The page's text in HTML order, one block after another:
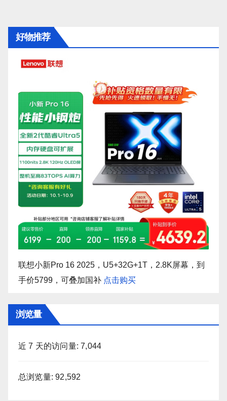
好物推荐
联想小新Pro 16 2025，U5+32G+1T，2.8K屏幕，到
手价5799，可叠加国补 点击购买
浏览量
近 7 天的访问量:7,044
总浏览量:92,592